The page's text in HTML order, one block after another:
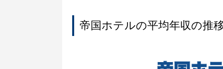
帝国ホテルの平均年収の推